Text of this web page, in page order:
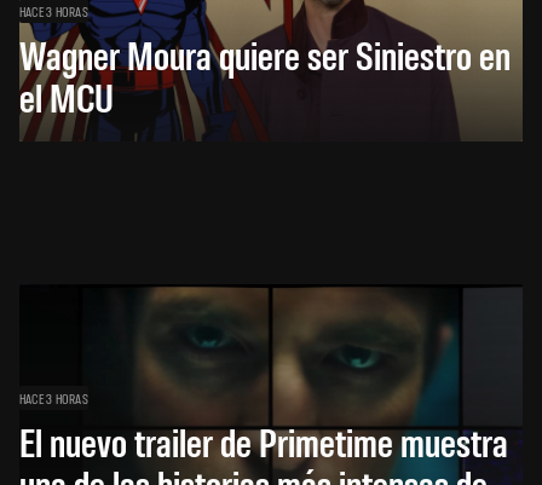
HACE 3 HORAS
Wagner Moura quiere ser Siniestro en
el MCU
HACE 3 HORAS
El nuevo trailer de Primetime muestra